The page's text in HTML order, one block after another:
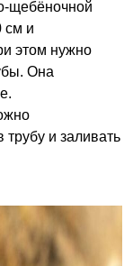
щебёночной
см и
этом нужно
Она
трубу и заливать